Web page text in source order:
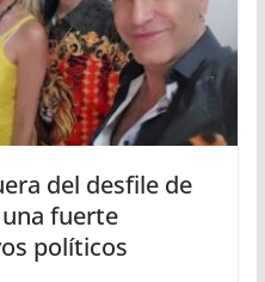
del desfile de
fuerte
políticos